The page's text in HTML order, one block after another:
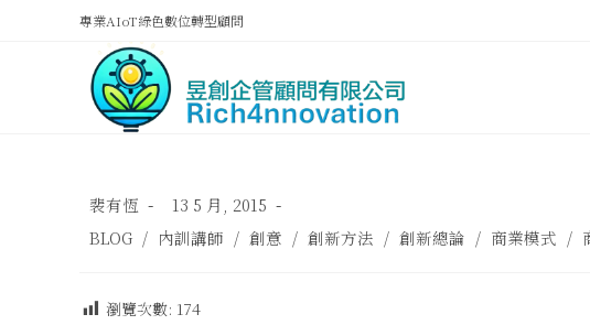
專業AIoT綠色數位轉型顧問
裴有恆
13 5 月, 2015
BLOG / 內訓講師 / 創意 / 創新方法 / 創新總論 / 商業模式 /
瀏覽次數: 174